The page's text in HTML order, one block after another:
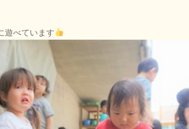
遊べています